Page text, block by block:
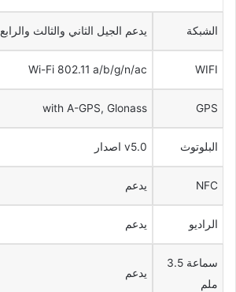
الشبكة يدعم الجيل الثاني والثالث والرابع
WIFI
Wi-Fi 802.11 a/b/g/n/ac
GPS
with A-GPS, Glonass
البلوتوث v5.0 اصدار
NFC يدعم
الراديو يدعم
سماعة 3.5
ملم
يدعم